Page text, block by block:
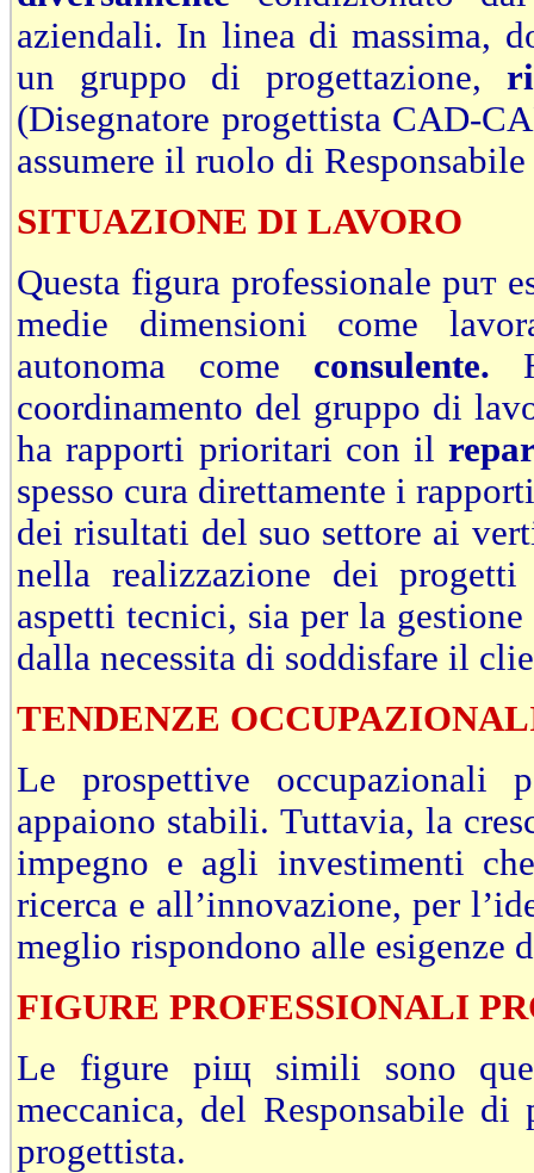
aziendali. In linea di massima,
un gruppo di progettazione,
(Disegnatore progettista CAD-
assumere il ruolo di
SITUAZIONE DI LAVORO
Questa figura professionale puт
medie dimensioni come
autonoma come consulente.
coordinamento del gruppo di
ha rapporti prioritari con il
spesso cura direttamente i
dei risultati del suo settore ai
nella realizzazione dei
aspetti tecnici, sia per la
dalla necessitа di soddisfare il
TENDENZE
Le prospettive occupazionali
appaiono stabili. Tuttavia, la
impegno e agli investimenti
ricerca e all’innovazione, per
meglio rispondono alle esigenze
FIGURE PROFESSIONALI
Le figure piщ simili sono
meccanica, del Responsabile
progettista.